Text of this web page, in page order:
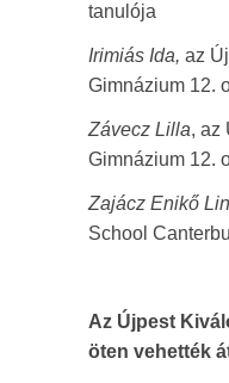
tanulója
Irimiás Ida, az
Gimnázium 12.
Závecz Lilla, az
Gimnázium 12.
Zajácz Enikő
School
Az Újpest
öten vehették